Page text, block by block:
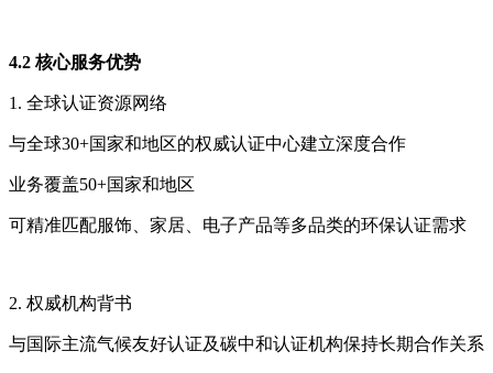
4.2 核心服务优势
1. 全球认证资源网络
与全球30+国家和地区的权威认证中心建立深度合作
业务覆盖50+国家和地区
可精准匹配服饰、家居、电子产品等多品类的环保认证需求
2. 权威机构背书
与国际主流气候友好认证及碳中和认证机构保持长期合作关系